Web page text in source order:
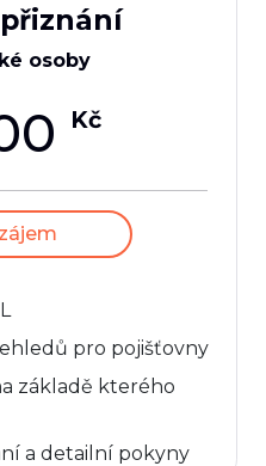
osoby
Kč
pro pojišťovny
základě kterého
a detailní pokyny